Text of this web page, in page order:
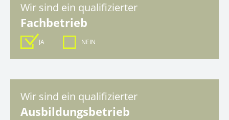
Wir sind ein qualifizierter
Fachbetrieb
JA NEIN
Wir sind ein qualifizierter
Ausbildungsbetrieb